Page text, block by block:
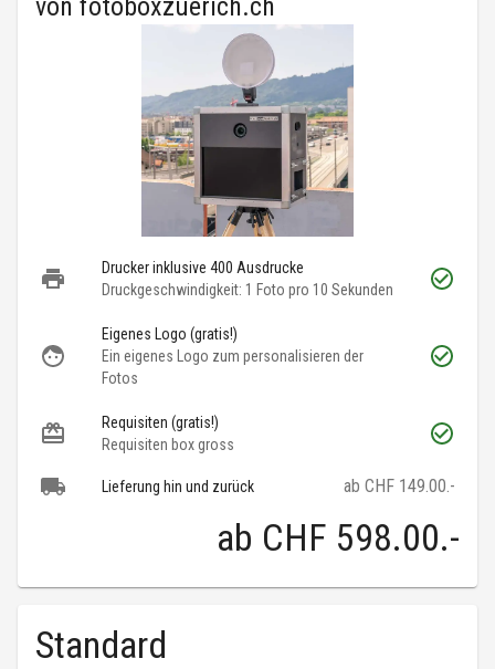
von fotoboxzuerich.ch
Drucker inklusive 400 Ausdrucke
Druckgeschwindigkeit: 1 Foto pro 10 Sekunden
Eigenes Logo (gratis!)
Ein eigenes Logo zum personalisieren der
Fotos
Requisiten (gratis!)
Requisiten box gross
Lieferung hin und zurück ab CHF 149.00.-
ab CHF 598.00.-
Standard